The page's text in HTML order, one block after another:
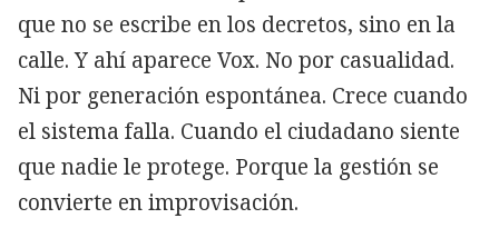
que no se escribe en los decretos, sino en la
calle. Y ahí aparece Vox. No por casualidad.
Ni por generación espontánea. Crece cuando
el sistema falla. Cuando el ciudadano siente
que nadie le protege. Porque la gestión se
convierte en improvisación.